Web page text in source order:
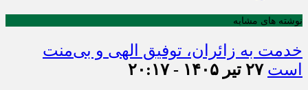
نوشته های مشابه
خدمت به زائران، توفیق الهی و بی‌منت
است ۲۷ تیر ۱۴۰۵ - ۲۰:۱۷